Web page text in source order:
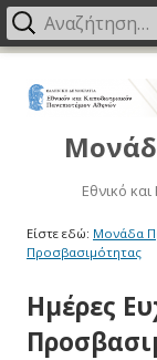
περιεχόμενο
Εθνικό
Primary
Menu
Είστε εδώ: Μονάδα
Προσβασιμότητας
Ημέρες